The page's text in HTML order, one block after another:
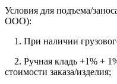
Условия для подъема/
ООО):
1. При наличии
2. Ручная кладь +1% +
стоимости заказа/изделия;